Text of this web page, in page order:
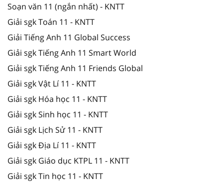
Soạn văn 11 (ngắn nhất) - KNTT
Giải sgk Toán 11 - KNTT
Giải Tiếng Anh 11 Global Success
Giải sgk Tiếng Anh 11 Smart World
Giải sgk Tiếng Anh 11 Friends Global
Giải sgk Vật Lí 11 - KNTT
Giải sgk Hóa học 11 - KNTT
Giải sgk Sinh học 11 - KNTT
Giải sgk Lịch Sử 11 - KNTT
Giải sgk Địa Lí 11 - KNTT
Giải sgk Giáo dục KTPL 11 - KNTT
Giải sgk Tin học 11 - KNTT